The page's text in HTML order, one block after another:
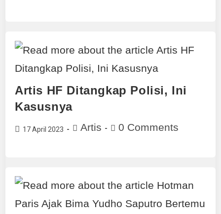
Artis HF Ditangkap Polisi, Ini
Kasusnya
17 April 2023 Artis 0 Comments